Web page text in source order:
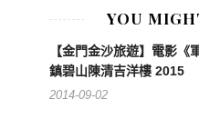
YOU
【金門金沙旅遊】電影《
鎮碧山陳清吉洋樓 2015
2014-09-02